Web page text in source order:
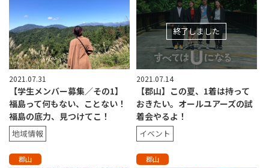
2021.07.31
【学生メンバー募集／その1】
福島って何もない、ことない！
福島の底力、見つけてこ！
地域情報
終了しました
2021.07.14
【郡山】この夏、1着は持って
おきたい。オールユアーズの試
着会やるよ！
イベント
郡山 郡山